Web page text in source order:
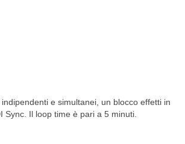
indipendenti e simultanei, un blocco effetti in
Il loop time è pari a 5 minuti.